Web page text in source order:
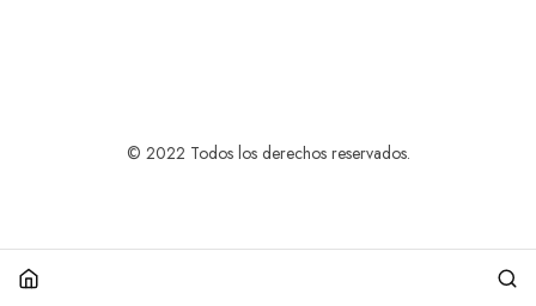
© 2022 Todos los derechos reservados.